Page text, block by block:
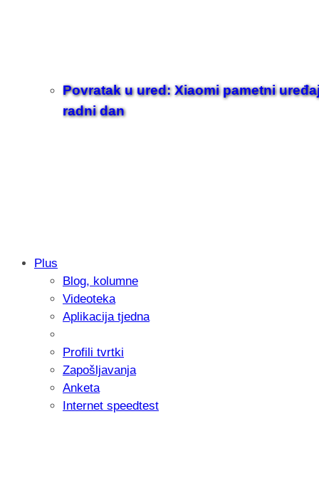
Povratak u ured: Xiaomi pametni
radni dan
Samsung otkrio kako je nastajala
donijelo tanje i izdržljivije preklopne
Plus
Blog, kolumne
Videoteka
Aplikacija tjedna
Profili tvrtki
Zapošljavanja
Anketa
Internet speedtest